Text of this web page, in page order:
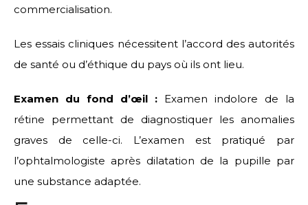
commercialisation.
Les essais cliniques nécessitent l’accord des autorités
de santé ou d’éthique du pays où ils ont lieu.
Examen du fond d’œil : Examen indolore de la
rétine permettant de diagnostiquer les anomalies
graves de celle-ci. L’examen est pratiqué par
l’ophtalmologiste après dilatation de la pupille par
une substance adaptée.